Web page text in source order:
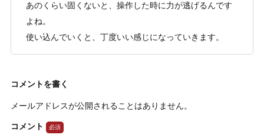
あのくらい固くないと、操作した時に力が逃げるんです
よね。
使い込んでいくと、丁度いい感じになっていきます。
コメントを書く
メールアドレスが公開されることはありません。
コメント